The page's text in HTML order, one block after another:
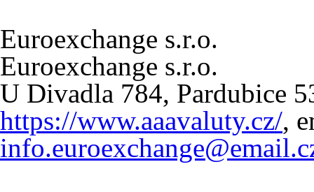
Euroexchange s.r.o.
Euroexchange s.r.o.
U Divadla 784, Pardubice
https://www.aaavaluty.cz/,